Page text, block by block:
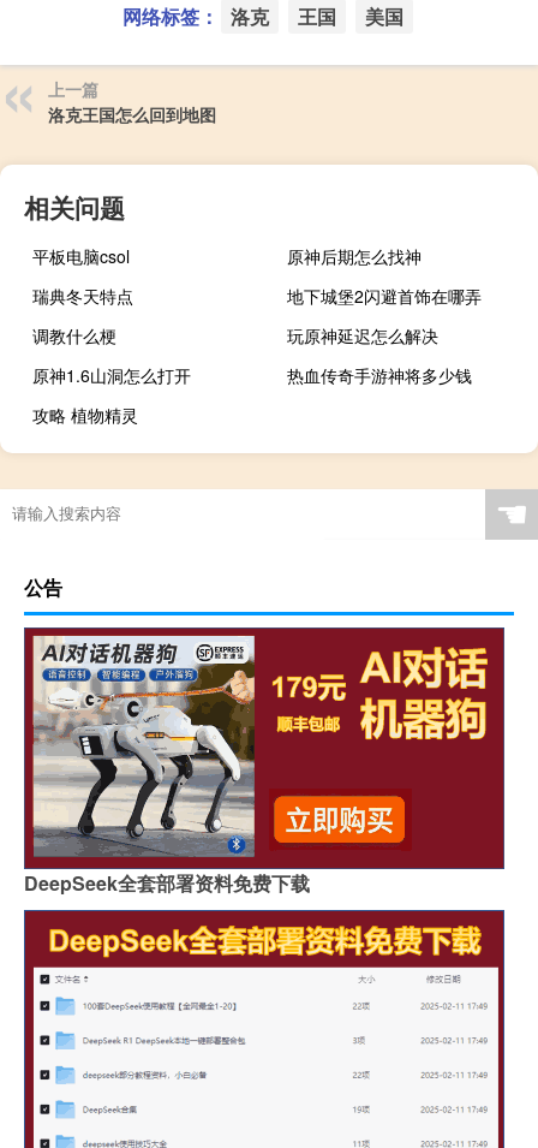
网络标签： 洛克 王国 美国
上一篇
洛克王国怎么回到地图
相关问题
平板电脑csol
原神后期怎么找神
瑞典冬天特点
地下城堡2闪避首饰在哪弄
调教什么梗
玩原神延迟怎么解决
原神1.6山洞怎么打开
热血传奇手游神将多少钱
攻略 植物精灵
☚
公告
DeepSeek全套部署资料免费下载